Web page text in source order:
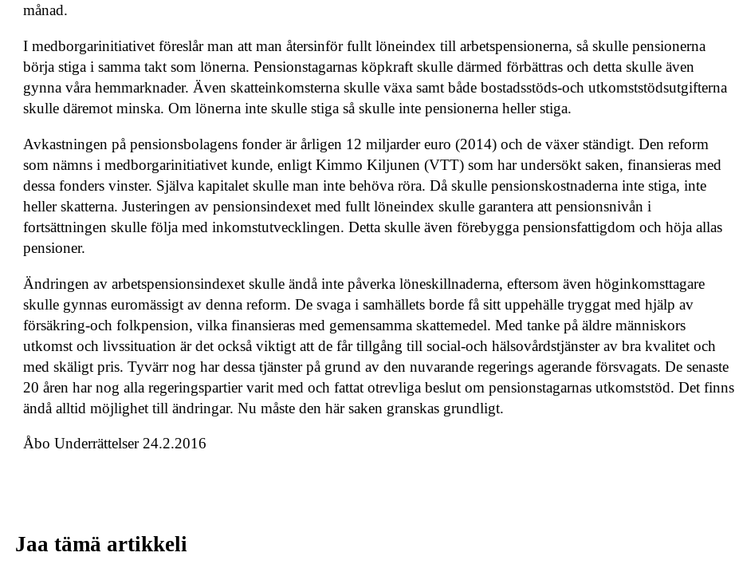
månad.
I medborgarinitiativet föreslår man att man återsinför fullt löneindex till arbetspensionerna, så skulle pensionerna
börja stiga i samma takt som lönerna. Pensionstagarnas köpkraft skulle därmed förbättras och detta skulle även
gynna våra hemmarknader. Även skatteinkomsterna skulle växa samt både bostadsstöds-och utkomststödsutgifterna
skulle däremot minska. Om lönerna inte skulle stiga så skulle inte pensionerna heller stiga.
Avkastningen på pensionsbolagens fonder är årligen 12 miljarder euro (2014) och de växer ständigt. Den reform
som nämns i medborgarinitiativet kunde, enligt Kimmo Kiljunen (VTT) som har undersökt saken, finansieras med
dessa fonders vinster. Själva kapitalet skulle man inte behöva röra. Då skulle pensionskostnaderna inte stiga, inte
heller skatterna. Justeringen av pensionsindexet med fullt löneindex skulle garantera att pensionsnivån i
fortsättningen skulle följa med inkomstutvecklingen. Detta skulle även förebygga pensionsfattigdom och höja allas
pensioner.
Ändringen av arbetspensionsindexet skulle ändå inte påverka löneskillnaderna, eftersom även höginkomsttagare
skulle gynnas euromässigt av denna reform. De svaga i samhällets borde få sitt uppehälle tryggat med hjälp av
försäkring-och folkpension, vilka finansieras med gemensamma skattemedel. Med tanke på äldre människors
utkomst och livssituation är det också viktigt att de får tillgång till social-och hälsovårdstjänster av bra kvalitet och
med skäligt pris. Tyvärr nog har dessa tjänster på grund av den nuvarande regerings agerande försvagats. De senaste
20 åren har nog alla regeringspartier varit med och fattat otrevliga beslut om pensionstagarnas utkomststöd. Det finns
ändå alltid möjlighet till ändringar. Nu måste den här saken granskas grundligt.
Åbo Underrättelser 24.2.2016
Jaa tämä artikkeli